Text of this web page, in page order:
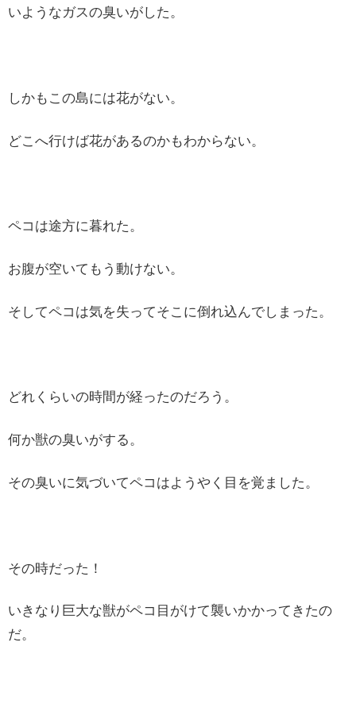
いようなガスの臭いがした。
しかもこの島には花がない。
どこへ行けば花があるのかもわからない。
ペコは途方に暮れた。
お腹が空いてもう動けない。
そしてペコは気を失ってそこに倒れ込んでしまった。
どれくらいの時間が経ったのだろう。
何か獣の臭いがする。
その臭いに気づいてペコはようやく目を覚ました。
その時だった！
いきなり巨大な獣がペコ目がけて襲いかかってきたの
だ。